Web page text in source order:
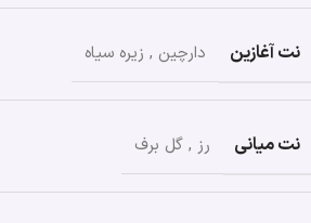
نت آغازین دارچین , زیره سیاه
نت میانی رز , گل برف